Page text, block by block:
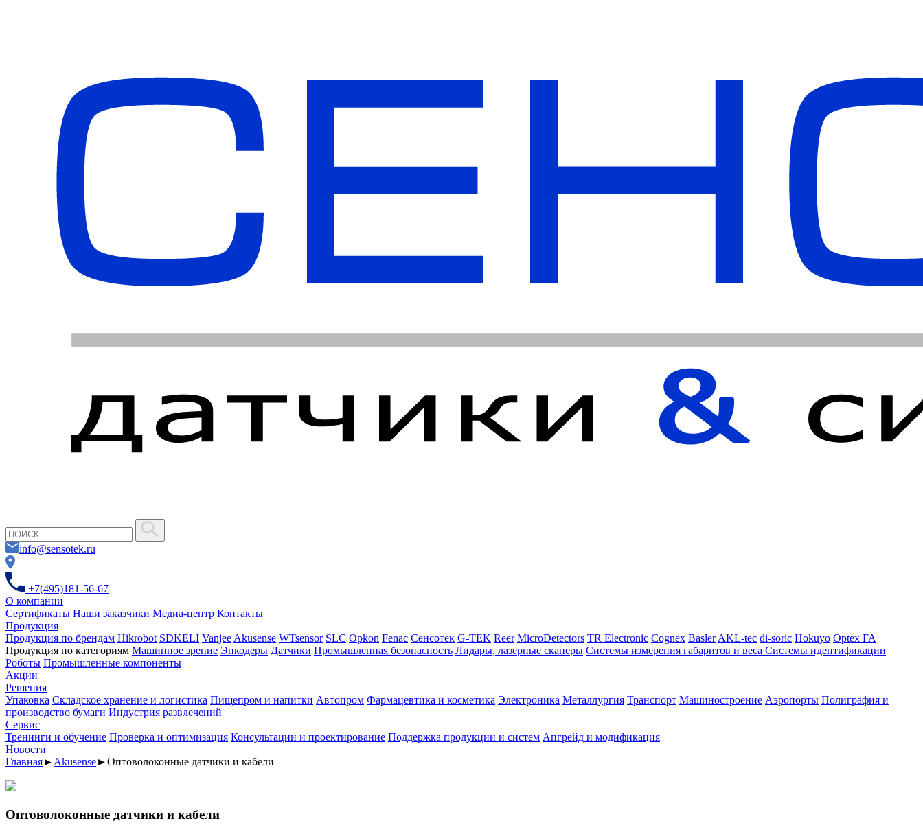
info@sensotek.ru
+7(495)181-56-67
О компании
Сертификаты Наши заказчики Медиа-центр Контакты
Продукция
Продукция по брендам Hikrobot SDKELI Vanjee Akusense WTsensor SLC Opkon Fenac Сенсотек G-TEK Reer MicroDetectors TR Electronic Cognex Basler AKL-tec di-soric Hokuyo Optex FA
Продукция по категориям Машинное зрение Энкодеры Датчики Промышленная безопасность Лидары, лазерные сканеры Системы измерения габаритов и веса Системы идентификации
Роботы Промышленные компоненты
Акции
Решения
Упаковка Складское хранение и логистика Пищепром и напитки Автопром Фармацевтика и косметика Электроника Металлургия Транспорт Машиностроение Аэропорты Полиграфия и
производство бумаги Индустрия развлечений
Сервис
Тренинги и обучение Проверка и оптимизация Консультации и проектирование Поддержка продукции и систем Апгрейд и модификация
Новости
Главная► Akusense►Оптоволоконные датчики и кабели
Оптоволоконные датчики и кабели